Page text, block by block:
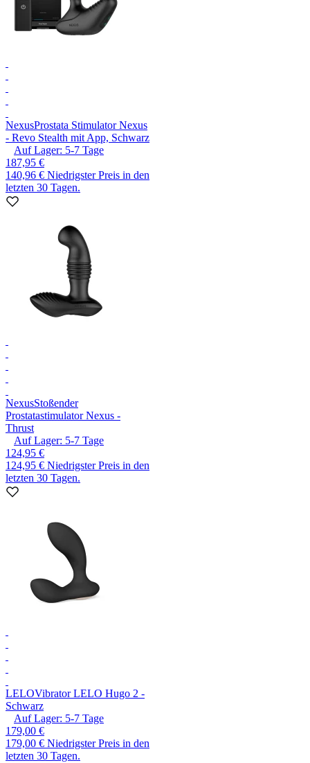
NexusProstata Stimulator Nexus
- Revo Stealth mit App, Schwarz
Auf Lager: 5-7 Tage
187,95 €
140,96 € Niedrigster Preis in den
letzten 30 Tagen.
NexusStoßender
Prostatastimulator Nexus -
Thrust
Auf Lager: 5-7 Tage
124,95 €
124,95 € Niedrigster Preis in den
letzten 30 Tagen.
LELOVibrator LELO Hugo 2 -
Schwarz
Auf Lager: 5-7 Tage
179,00 €
179,00 € Niedrigster Preis in den
letzten 30 Tagen.